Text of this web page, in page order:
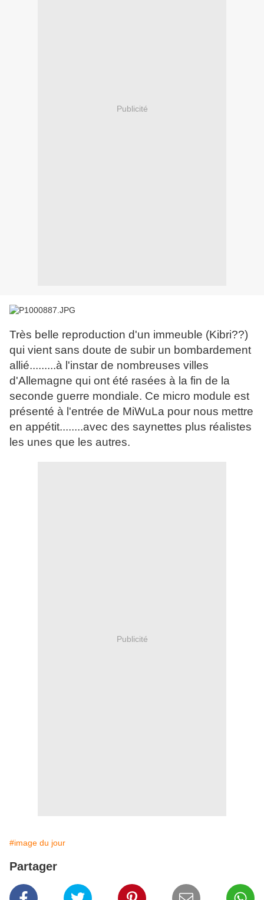
Publicité
Très belle reproduction d'un immeuble (Kibri??)
qui vient sans doute de subir un bombardement
allié.........à l'instar de nombreuses villes
d'Allemagne qui ont été rasées à la fin de la
seconde guerre mondiale. Ce micro module est
présenté à l'entrée de MiWuLa pour nous mettre
en appétit........avec des saynettes plus réalistes
les unes que les autres.
Publicité
#image du jour
Partager